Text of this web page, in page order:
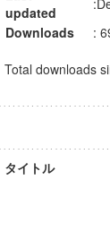
updated
Downloads
:
Total downloads
タイトル